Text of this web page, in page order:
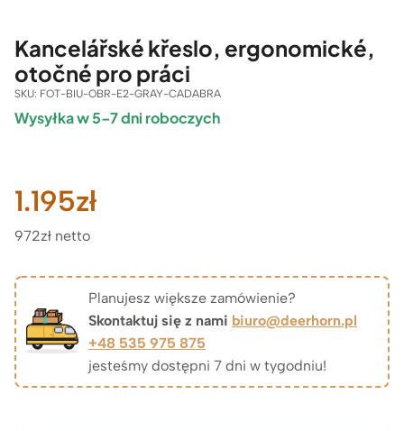
Kancelářské křeslo, ergonomické,
otočné pro práci
SKU: FOT-BIU-OBR-E2-GRAY-CADABRA
Wysyłka w 5–7 dni roboczych
1.195zł
972zł netto
Planujesz większe zamówienie?
Skontaktuj się z nami biuro@deerhorn.pl
+48 535 975 875
jesteśmy dostępni 7 dni w tygodniu!